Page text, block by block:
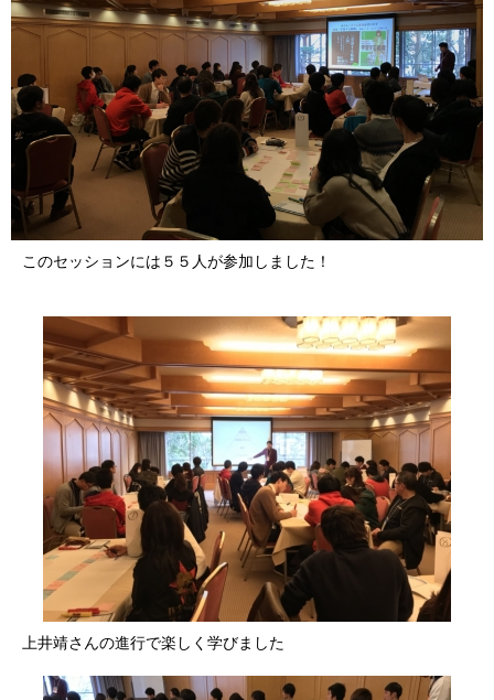
このセッションには５５人が参加しました！
上井靖さんの進行で楽しく学びました